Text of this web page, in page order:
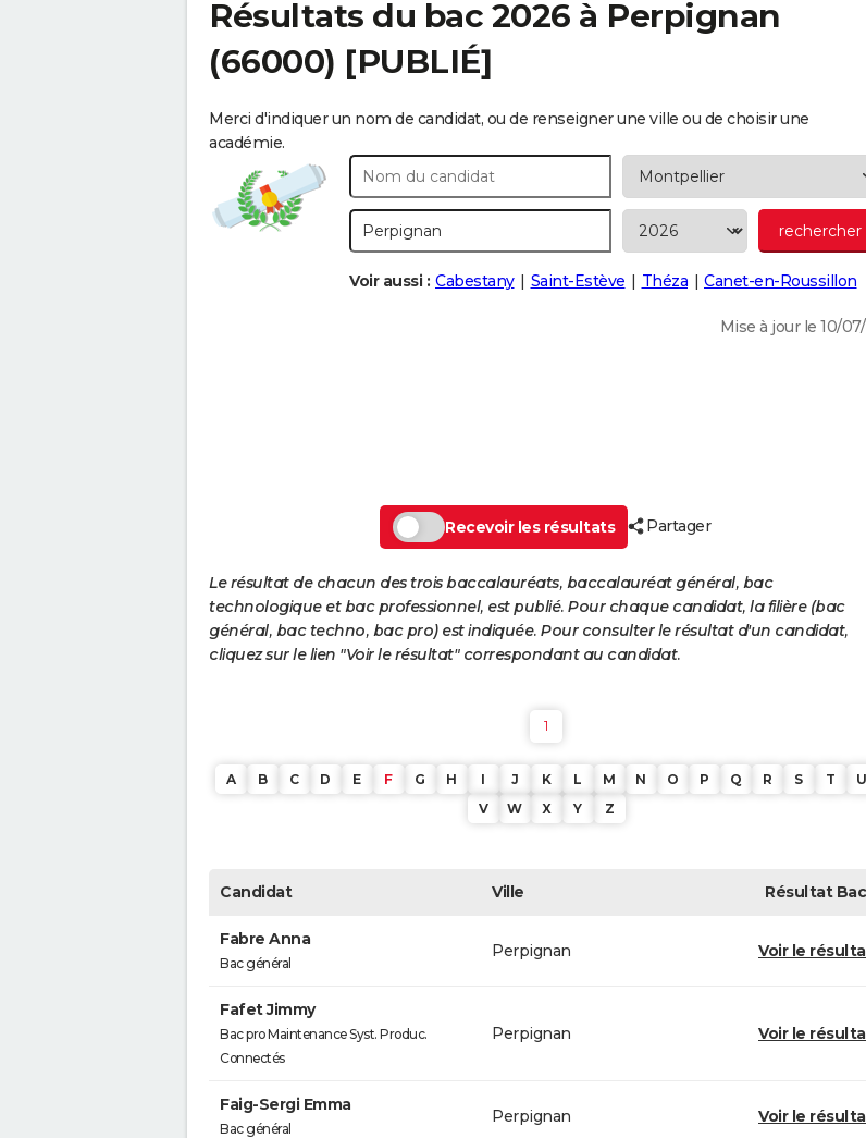
Résultats du bac 2026 à Perpignan
(66000) [PUBLIÉ]
Merci d'indiquer un nom de candidat, ou de renseigner une ville ou de choisir une
académie.
Voir aussi : Cabestany Saint-Estève Théza Canet-en-Roussillon
Mise à jour le 10/
Recevoir les résultats Partager
Le résultat de chacun des trois baccalauréats, baccalauréat général, bac
technologique et bac professionnel, est publié. Pour chaque candidat, la filière (bac
général, bac techno, bac pro) est indiquée. Pour consulter le résultat d'un candidat,
cliquez sur le lien "Voir le résultat" correspondant au candidat.
1
A B C D E F G H I J K L M N O P Q R S T
U
V
W X Y Z
Candidat Ville RésultatBac
Fabre Anna
Bac général
Perpignan Voir le
Fafet Jimmy
Bac pro Maintenance Syst. Produc.
Connectés
Perpignan Voir le
Faig-Sergi Emma
Bac général
Perpignan Voir le